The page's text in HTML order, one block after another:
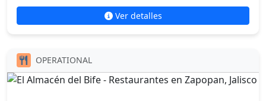
Ver detalles
OPERATIONAL